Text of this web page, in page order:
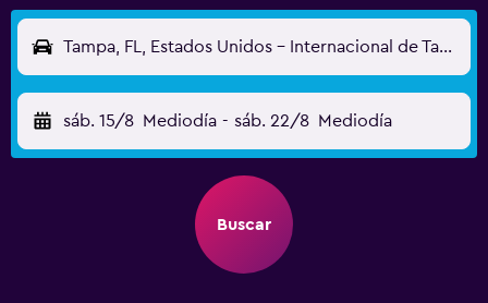
Tampa, FL, Estados Unidos - Internacional de Tampa (TPA)
sáb. 15/8 Mediodía - sáb. 22/8 Mediodía
Buscar